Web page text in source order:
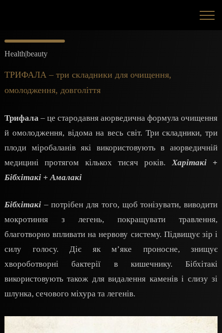
Health|beauty
ТРИФАЛА – три складники для очищення,
омолодження, довголіття
Трифала – це стародавня аюрведична формула очищення
й омолодження, відома на весь світ. Три складники, три
плоди міробаланів які використовують в аюрведичній
медицині протягом кількох тисяч років. Харітакі +
Бібхітакі + Амалакі
Бібхітакі – потрібен для того, щоб тонізувати, виводити
мокротиння з легень, покращувати травлення,
благотворно впливати на нервову систему. Підвищує зір і
силу голосу. Діє як м’яке проносне, знищує
хвороботворні бактерії в кишечнику. Бібхітакі
використовують також для видалення каменів і слизу зі
шлунка, сечового міхура та легенів.